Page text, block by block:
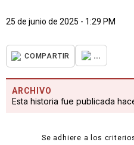
25 de junio de 2025 - 1:29 PM
COMPARTIR ...
ARCHIVO
Esta historia fue publicada
Se adhiere a los